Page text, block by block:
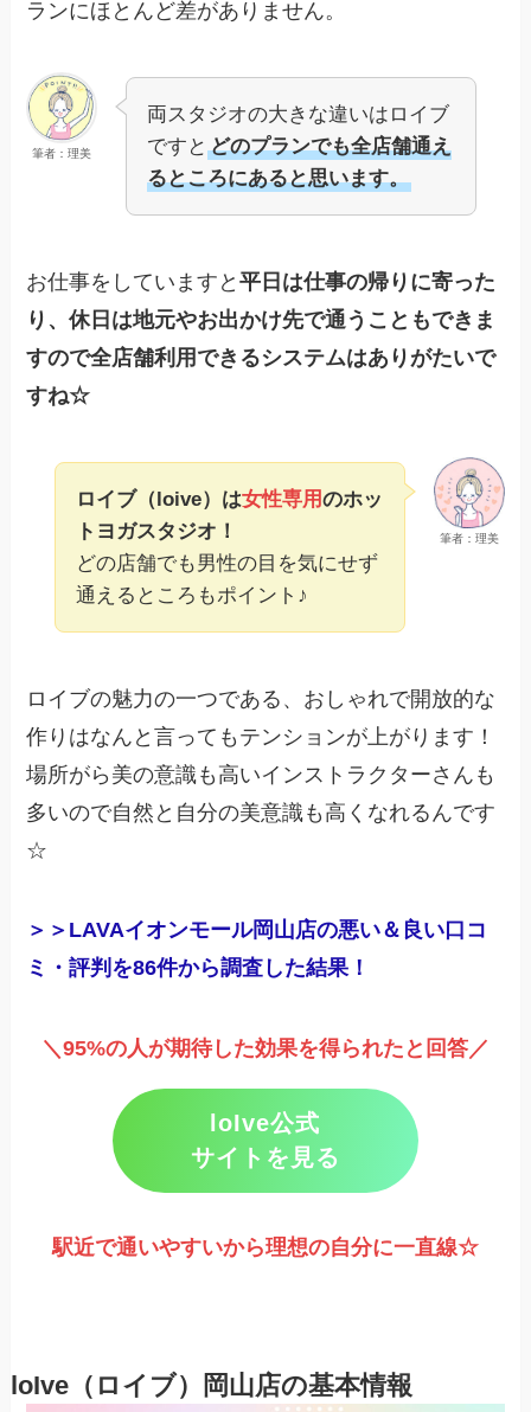
ランにほとんど差がありません。
筆者：理美
両スタジオの大きな違いはロイブ
ですとどのプランでも全店舗通え
るところにあると思います。
お仕事をしていますと平日は仕事の帰りに寄った
り、休日は地元やお出かけ先で通うこともできま
すので全店舗利用できるシステムはありがたいで
すね☆
筆者：理美
ロイブ（loive）は女性専用のホッ
トヨガスタジオ！
どの店舗でも男性の目を気にせず
通えるところもポイント♪
ロイブの魅力の一つである、おしゃれで開放的な
作りはなんと言ってもテンションが上がります！
場所がら美の意識も高いインストラクターさんも
多いので自然と自分の美意識も高くなれるんです
☆
＞＞LAVAイオンモール岡山店の悪い＆良い口コ
ミ・評判を86件から調査した結果！
＼95%の人が期待した効果を得られたと回答／
loIve公式
サイトを見る
駅近で通いやすいから理想の自分に一直線☆
loIve（ロイブ）岡山店の基本情報